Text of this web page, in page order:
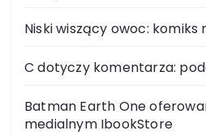
Niski wiszący owoc: komiks
C dotyczy komentarza:
Batman Earth One
medialnym IbookStore